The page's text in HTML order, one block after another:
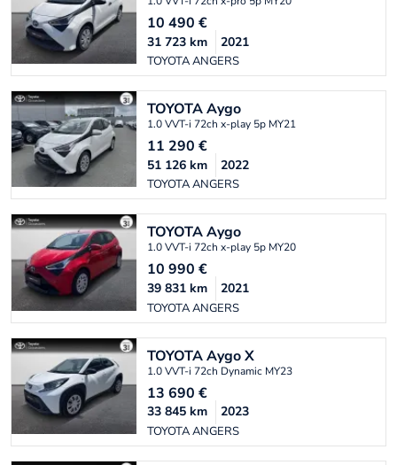
10 490 €
TOYOTA ANGERS
31 723 km 2021
TOYOTAAygo
1.0 VVT-i 72ch x-play 5p MY21
11 290 €
TOYOTA ANGERS
51 126 km 2022
TOYOTAAygo
1.0 VVT-i 72ch x-play 5p MY20
10 990 €
TOYOTA ANGERS
39 831 km 2021
TOYOTAAygo X
1.0 VVT-i 72ch Dynamic MY23
13 690 €
TOYOTA ANGERS
33 845 km 2023